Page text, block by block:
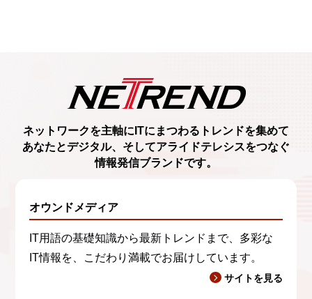
ネットワークを主軸に ITにまつわるトレンドを集めて
あなたとデジタル、 そしてアライドテレシスをつなぐ
情報発信ブランドです。
オウンドメディア
IT用語の基礎知識から最新トレンドまで、多彩な
IT情報を、こだわり満載でお届けしています。
サイトを見る